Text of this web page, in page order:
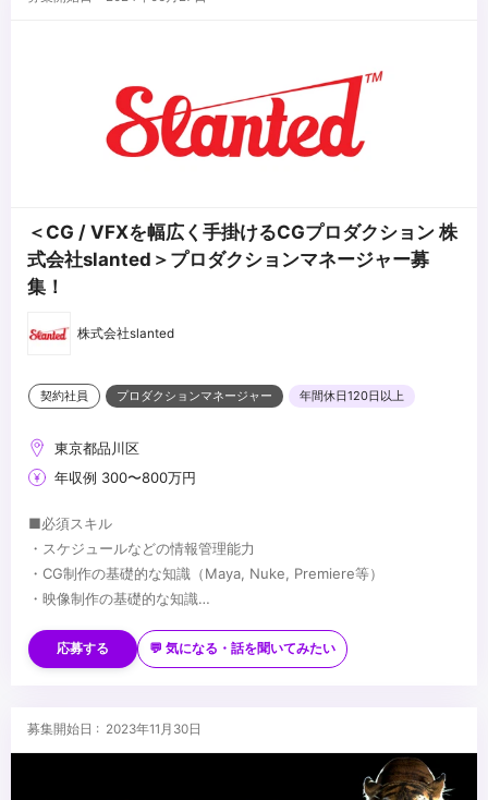
＜CG / VFXを幅広く手掛けるCGプロダクション 株
式会社slanted＞プロダクションマネージャー募
集！
株式会社slanted
契約社員 プロダクションマネージャー 年間休日120日以上
東京都品川区
年収例 300〜800万円
■必須スキル
・スケジュールなどの情報管理能力
・CG制作の基礎的な知識（Maya, Nuke, Premiere等）
・映像制作の基礎的な知識
経験者も採用いたします。
...
応募する 💬 気になる・話を聞いてみたい
募集開始日 : 2023年11月30日